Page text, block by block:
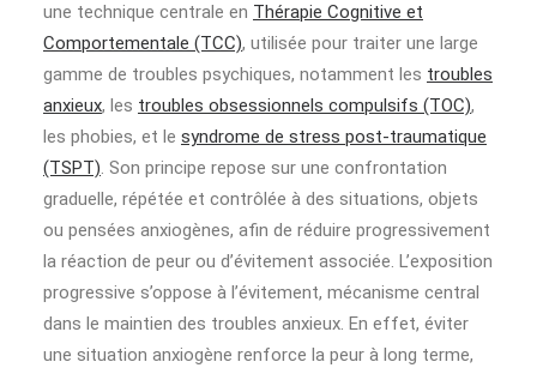
une technique centrale en Thérapie Cognitive et
Comportementale (TCC), utilisée pour traiter une large
gamme de troubles psychiques, notamment les troubles
anxieux, les troubles obsessionnels compulsifs (TOC),
les phobies, et le syndrome de stress post-traumatique
(TSPT). Son principe repose sur une confrontation
graduelle, répétée et contrôlée à des situations, objets
ou pensées anxiogènes, afin de réduire progressivement
la réaction de peur ou d’évitement associée. L’exposition
progressive s’oppose à l’évitement, mécanisme central
dans le maintien des troubles anxieux. En effet, éviter
une situation anxiogène renforce la peur à long terme,